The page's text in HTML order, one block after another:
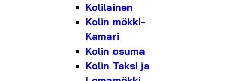
Kolilainen
Kolin mökki-
Kamari
Kolin osuma
Kolin Taksi ja